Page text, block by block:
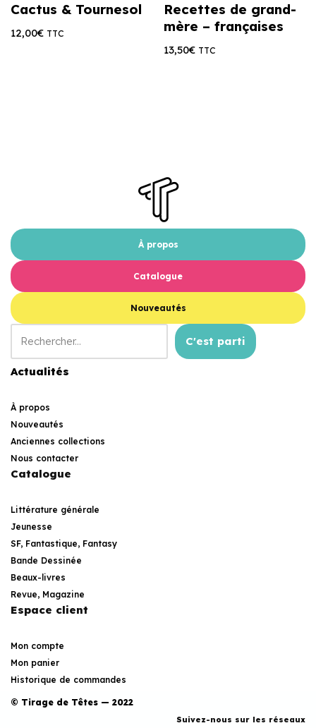
Cactus & Tournesol
12,00€ TTC
Recettes de grand-
mère – françaises
13,50€ TTC
À propos
Catalogue
Nouveautés
C'est parti
Actualités
À propos
Nouveautés
Anciennes collections
Nous contacter
Catalogue
Littérature générale
Jeunesse
SF, Fantastique, Fantasy
Bande Dessinée
Beaux-livres
Revue, Magazine
Espace client
Mon compte
Mon panier
Historique de commandes
© Tirage de Têtes — 2022
Suivez-nous sur les réseaux